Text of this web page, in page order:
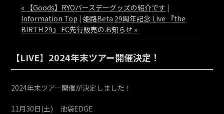
« 【Goods】RYOバースデーグッズの紹介です |
Information Top |姫路Beta 29周年記念 Live 『the
BIRTH 29』 FC先行販売のお知らせ »
【LIVE】2024年末ツアー開催決定！
2024年末ツアー開催が決定しました！
11月30日(土) 池袋EDGE